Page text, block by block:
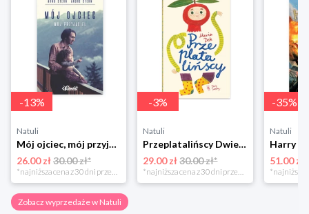
-13%
Natuli
Mój ojciec, mój przyjaciel Element
26.00 zł30.00 zł*
*najniższa cena z 30 dni przed obniżką
-3%
Natuli
Przeplatalińscy Dwie siostry
29.00 zł 30.00 zł*
*najniższa cena z 30 dni przed obniżką
-35%
Natuli
51.00 zł
Zobacz wyprzedaże w Natuli